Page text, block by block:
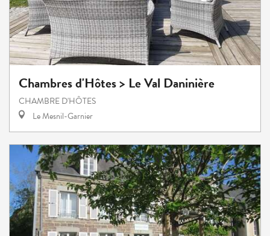
Chambres d'Hôtes > Le Val Daninière
CHAMBRE D'HÔTES
Le Mesnil-Garnier